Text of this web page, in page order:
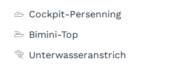
Cockpit-Persenning
Bimini-Top
Unterwasseranstrich